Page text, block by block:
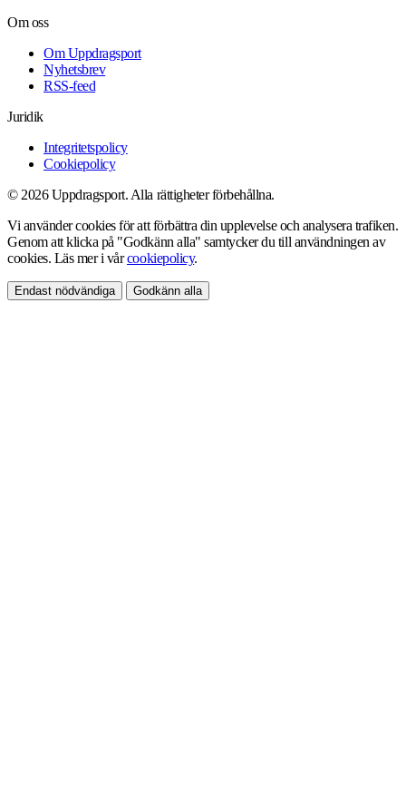
Om oss
Om Uppdragsport
Nyhetsbrev
RSS-feed
Juridik
Integritetspolicy
Cookiepolicy
© 2026 Uppdragsport. Alla rättigheter förbehållna.
Vi använder cookies för att förbättra din upplevelse och analysera trafiken.
Genom att klicka på "Godkänn alla" samtycker du till användningen av
cookies. Läs mer i vårcookiepolicy.
Endast nödvändiga Godkänn alla